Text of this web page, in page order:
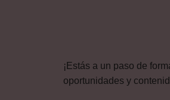
¡Estás a un paso de
oportunidades y